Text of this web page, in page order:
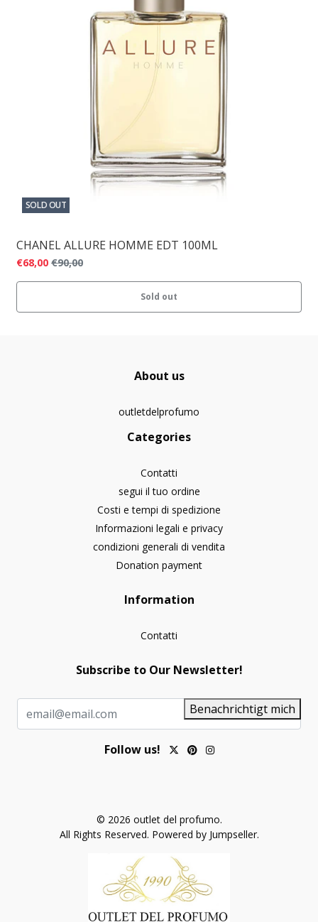
SOLD OUT
CHANEL ALLURE HOMME EDT 100ML
€68,00 €90,00
Sold out
About us
outletdelprofumo
Categories
Contatti
segui il tuo ordine
Costi e tempi di spedizione
Informazioni legali e privacy
condizioni generali di vendita
Donation payment
Information
Contatti
Subscribe to Our Newsletter!
Benachrichtigt mich
Follow us!
© 2026 outlet del profumo.
All Rights Reserved. Powered by Jumpseller.